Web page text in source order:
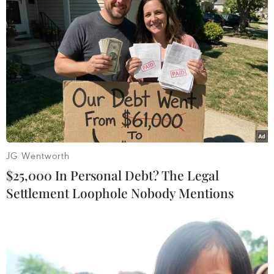
những tài năng nổi bật, đưa các tác phẩm phim
ngắn đến gần hơn với công chúng, đồng thời nuôi
dưỡng, lan tỏa niềm đam mê sáng tạo điện ảnh
trong giới trẻ.
(Vietnam+)
JG Wentworth
$25,000 In Personal Debt? The Legal
Settlement Loophole Nobody Mentions